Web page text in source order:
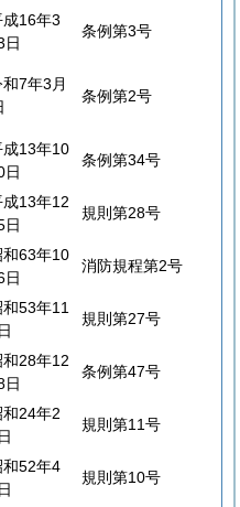
16年3
日
条例第3号
7年3月
条例第2号
13年10
日
条例第34号
13年12
日
規則第28号
63年10
日
消防規程第2号
53年11
規則第27号
28年12
日
条例第47号
24年2
規則第11号
52年4
規則第10号